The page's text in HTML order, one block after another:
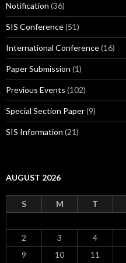
Notification (36)
SIS Conference(51)
International Conference(16)
Paper Submission (1)
Previous Events (102)
Special Section Paper(9)
SIS Information (21)
AUGUST 2026
S M T
2
3 4
9
10 11